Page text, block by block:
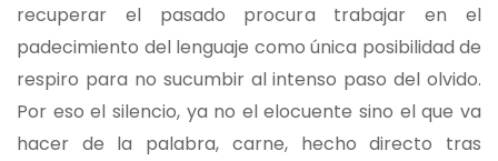
recuperar el pasado procura trabajar en el
padecimiento del lenguaje como única posibilidad de
respiro para no sucumbir al intenso paso del olvido.
Por eso el silencio, ya no el elocuente sino el que va
hacer de la palabra, carne, hecho directo tras